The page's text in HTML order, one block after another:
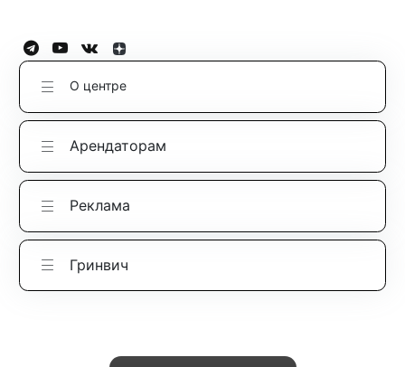
О центре
Арендаторам
Реклама
Гринвич